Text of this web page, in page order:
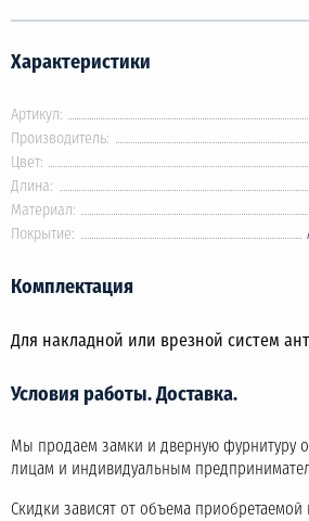
Характеристики
Артикул:
Производитель:
Цвет:
Длина:
Материал:
Покрытие:
Комплектация
Для накладной или врезной систем
Условия работы. Доставка.
Мы продаем замки и дверную фурнитуру
лицам и индивидуальным
Скидки зависят от объема приобретаемой